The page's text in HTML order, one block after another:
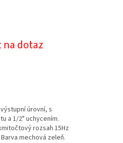
dotaz
úrovní, s
a 1/2" uchycením.
rozsah 15Hz
mechová zeleň.